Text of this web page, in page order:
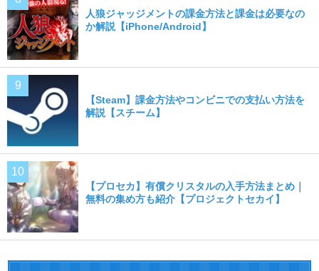
人狼ジャッジメントの課金方法と課金は必要なの
か解説【iPhone/Android】
【Steam】課金方法やコンビニでの支払い方法を
解説【スチーム】
【プロセカ】有償クリスタルの入手方法まとめ｜
無料の集め方も紹介【プロジェクトセカイ】